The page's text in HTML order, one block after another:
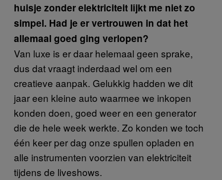
huisje zonder elektriciteit lijkt me niet zo
simpel. Had je er vertrouwen in dat het
allemaal goed ging verlopen?
Van luxe is er daar helemaal geen sprake,
dus dat vraagt inderdaad wel om een
creatieve aanpak. Gelukkig hadden we dit
jaar een kleine auto waarmee we inkopen
konden doen, goed weer en een generator
die de hele week werkte. Zo konden we toch
één keer per dag onze spullen opladen en
alle instrumenten voorzien van elektriciteit
tijdens de liveshows.